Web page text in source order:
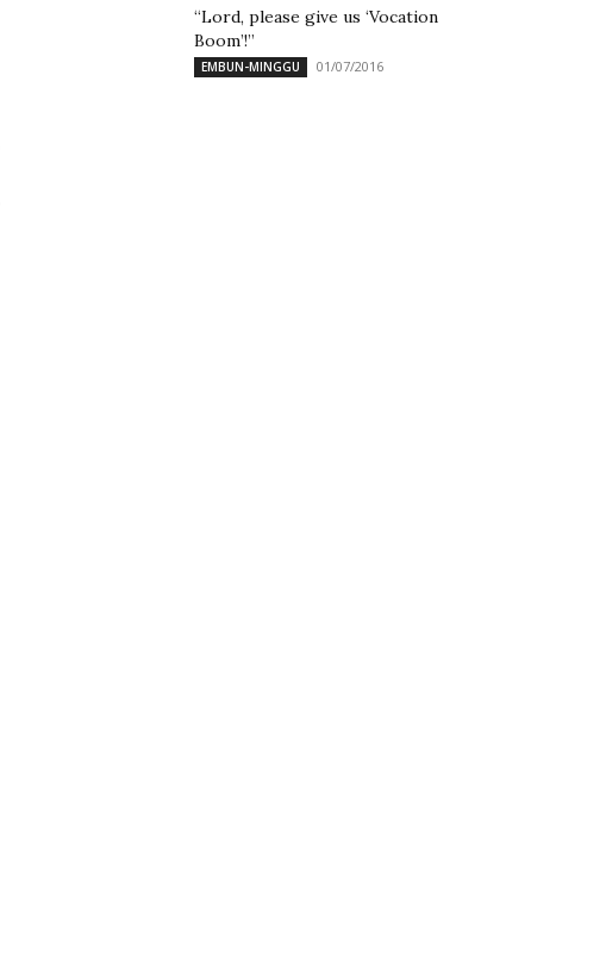
“Lord, please give us ‘Vocation
Boom’!”
EMBUN-MINGGU 01/07/2016